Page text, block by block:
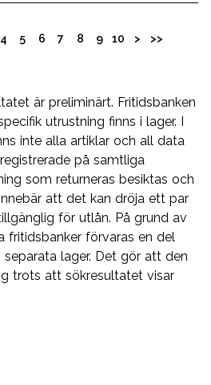
4 5 6 7 8 9 10 > >>
är preliminärt. Fritidsbanken
utrustning finns i lager. I
inte alla artiklar och all data
på samtliga
som returneras besiktas och
att det kan dröja ett par
för utlån. På grund av
fritidsbanker förvaras en del
lager. Det gör att den
trots att sökresultatet visar